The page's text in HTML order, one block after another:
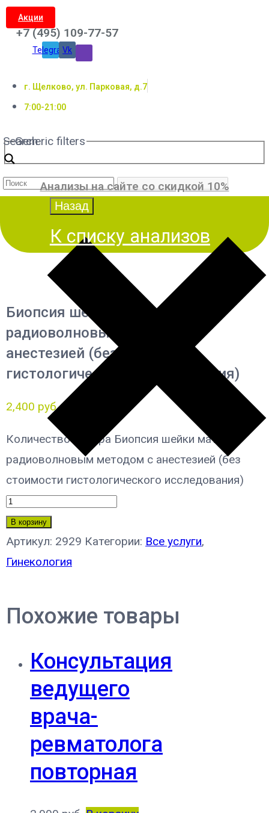
Акции
+7 (495) 109-77-57
TelegramVk
г. Щелково, ул. Парковая, д.7
7:00-21:00
Search
Generic filters
Анализы на сайте со скидкой 10%
К списку анализов
Биопсия шейки матки
радиоволновым методом с
анестезией (без стоимости
гистологического исследования)
2,400 руб.
Количество товара Биопсия шейки матки
радиоволновым методом с анестезией (без
стоимости гистологического исследования)
В корзину
Артикул: 2929 Категории: Все услуги,
Гинекология
Похожие товары
Консультация
ведущего
врача-
ревматолога
повторная